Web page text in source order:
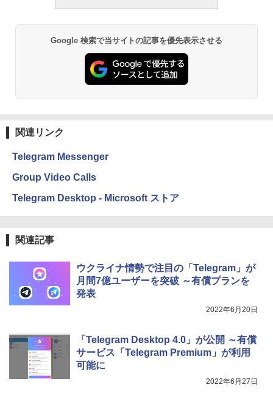
￥19,980
Kindle Paperwhite シグニチャーエディ
ション (32GB) 7インチディスプレイ、明
イ、色調調節ライト、最大8週間持続バッ
テリー、広告無し、ブラック (2025年発
New Amazon Kindle Scribe Colorsoft |
11インチカラーディスプレイ、64GBスト
Google 検索で当サイトの記事を優先表示させる
関連リンク
Telegram Messenger
Group Video Calls
Telegram Desktop - Microsoft ストア
関連記事
ウクライナ情勢で注目の「Telegram」が
月間7億ユーザーを突破 ～有償プランを
発表
2022年6月20日
「Telegram Desktop 4.0」が公開 ～有償
サービス「Telegram Premium」が利用
可能に
2022年6月27日